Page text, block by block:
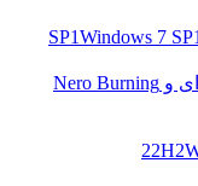
Windows 7
Nero Burning